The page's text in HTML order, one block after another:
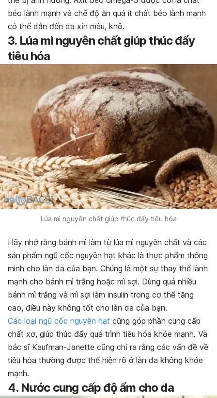
béo lành mạnh và chế độ ăn quá ít chất béo lành mạnh
có thể dẫn đến da xỉn màu, khô.
3. Lúa mì nguyên chất giúp thúc đẩy
tiêu hóa
Lúa mì nguyên chất giúp thúc đẩy tiêu hóa
Hãy nhớ rằng bánh mì làm từ lúa mì nguyên chất và các
sản phẩm ngũ cốc nguyên hạt khác là thực phẩm thông
minh cho làn da của bạn. Chúng là một sự thay thế lành
mạnh cho bánh mì trắng hoặc mì sợi. Dùng quá nhiều
bánh mì trắng và mì sợi làm insulin trong cơ thể tăng
cao, điều này không tốt cho làn da của bạn.
Các loại ngũ cốc nguyên hạt cũng góp phần cung cấp
chất xơ, giúp thúc đẩy quá trình tiêu hóa khỏe mạnh. Và
bác sĩ Kaufman-Janette cũng chỉ ra rằng các vấn đề về
tiêu hóa thường được thể hiện rõ ở làn da không khỏe
mạnh.
4. Nước cung cấp độ ẩm cho da